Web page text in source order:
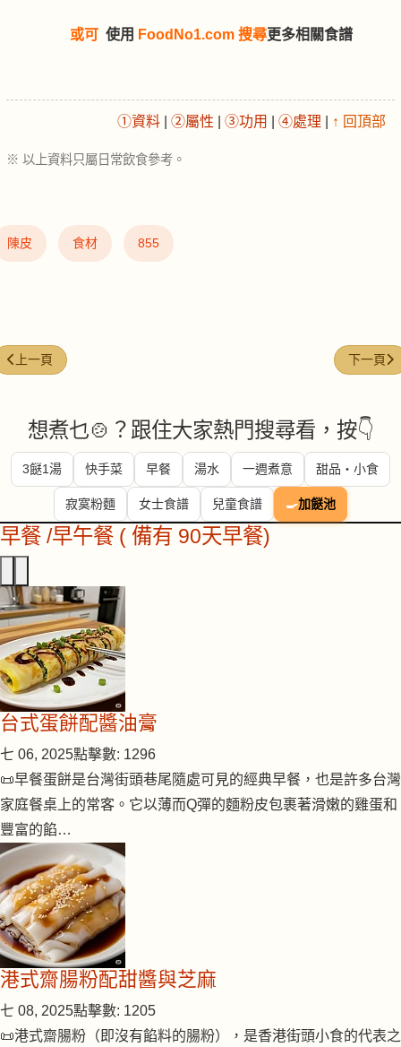
或可 使用 FoodNo1.com 搜尋更多相關食譜
①資料 ②屬性 ③功用 ④處理 ↑ 回頂部
※ 以上資料只屬日常飲食參考。
陳皮 食材 855
上一篇文章: 粟米芯 (Corn Cob)
上一頁 下一篇
下一頁
想煮乜🍲？跟住大家熱門搜尋看，按👇
3餸1湯 快手菜 早餐 湯水 一週煮意 甜品・小食
寂寞粉麵 女士食譜 兒童食譜 🍳加餸池
早餐 /早午餐 ( 備有 90天早餐)
台式蛋餅配醬油膏
七 06, 2025點擊數: 1296
📜早餐蛋餅是台灣街頭巷尾隨處可見的經典早餐，也是許多台灣
家庭餐桌上的常客。它以薄而Q彈的麵粉皮包裹著滑嫩的雞蛋和
豐富的餡…
港式齋腸粉配甜醬與芝麻
七 08, 2025點擊數: 1205
📜港式齋腸粉（即沒有餡料的腸粉），是香港街頭小食的代表之